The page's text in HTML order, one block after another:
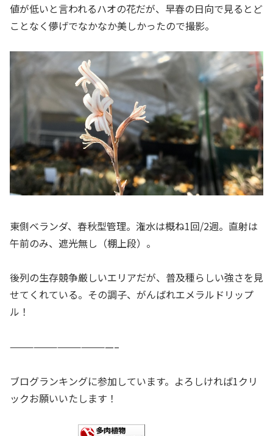
値が低いと言われるハオの花だが、早春の日向で見るとど
ことなく儚げでなかなか美しかったので撮影。
東側ベランダ、春秋型管理。潅水は概ね1回/2週。直射は
午前のみ、遮光無し（棚上段）。
後列の生存競争厳しいエリアだが、普及種らしい強さを見
せてくれている。その調子、がんばれエメラルドリップ
ル！
—————————————–
ブログランキングに参加しています。よろしければ1クリ
ックお願いいたします！